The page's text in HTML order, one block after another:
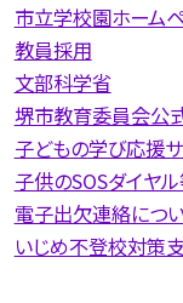
市立学校園ホーム
教員採用
文部科学省
堺市教育委員会公
子どもの学び応援
子供のSOSダイヤ
電子出欠連絡につ
いじめ不登校対策